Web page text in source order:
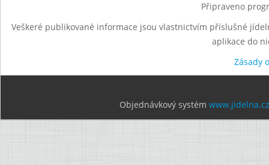
Připraveno
Veškeré publikované informace jsou vlastnictvím příslušné
aplikace do
Zásady
Objednávkový systém www.jidelna.cz